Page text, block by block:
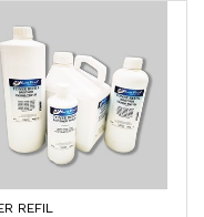
REFIL